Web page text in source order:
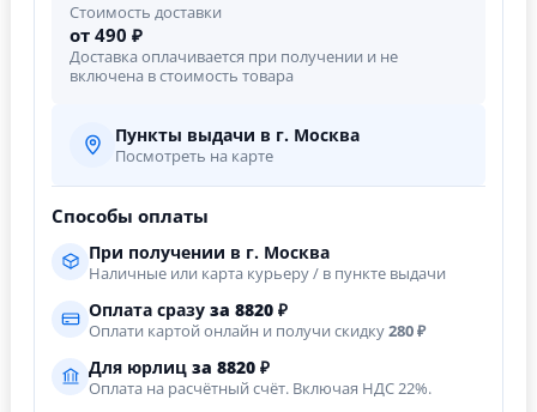
Стоимость доставки
от 490 ₽
Доставка оплачивается при получении и не
включена в стоимость товара
Пункты выдачи в г. Москва
Посмотреть на карте
Способы оплаты
При получении в г. Москва
Наличные или карта курьеру / в пункте выдачи
Оплата сразу за 8820 ₽
Оплати картой онлайн и получи скидку280 ₽
Для юрлиц за 8820 ₽
Оплата на расчётный счёт. Включая НДС 22%.